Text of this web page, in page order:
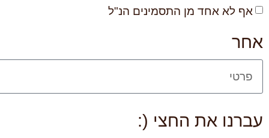
אף לא אחד מן התסמינים הנ"ל
אחר
עברנו את החצי (: